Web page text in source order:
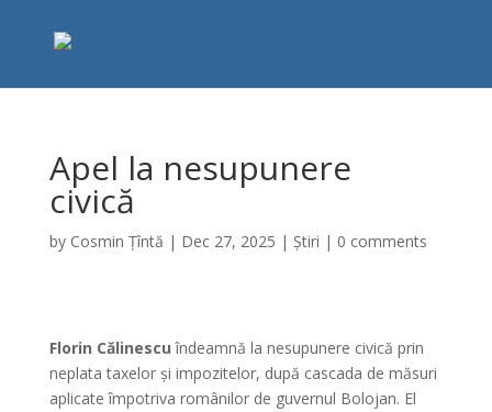
Apel la nesupunere
civică
by Cosmin Țîntă | Dec 27, 2025 | Știri | 0 comments
Florin Călinescu îndeamnă la nesupunere civică prin
neplata taxelor și impozitelor, după cascada de măsuri
aplicate împotriva românilor de guvernul Bolojan. El